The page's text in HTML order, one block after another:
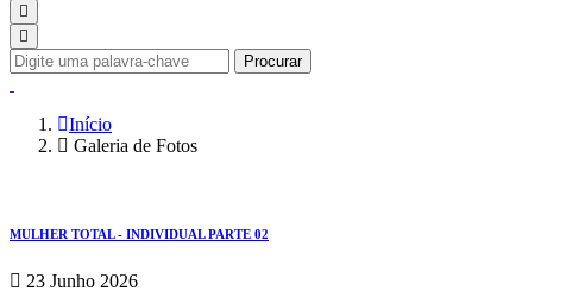
Procurar
Início
Galeria de Fotos
MULHER TOTAL - INDIVIDUAL PARTE 02
23 Junho 2026